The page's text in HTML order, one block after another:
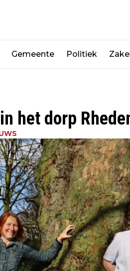
Gemeente Politiek
het dorp